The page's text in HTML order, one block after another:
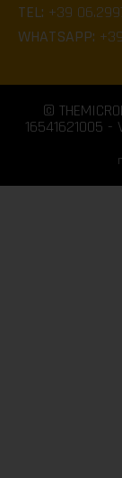
TEL: +39
WHATSAPP:
©
16541621005 -